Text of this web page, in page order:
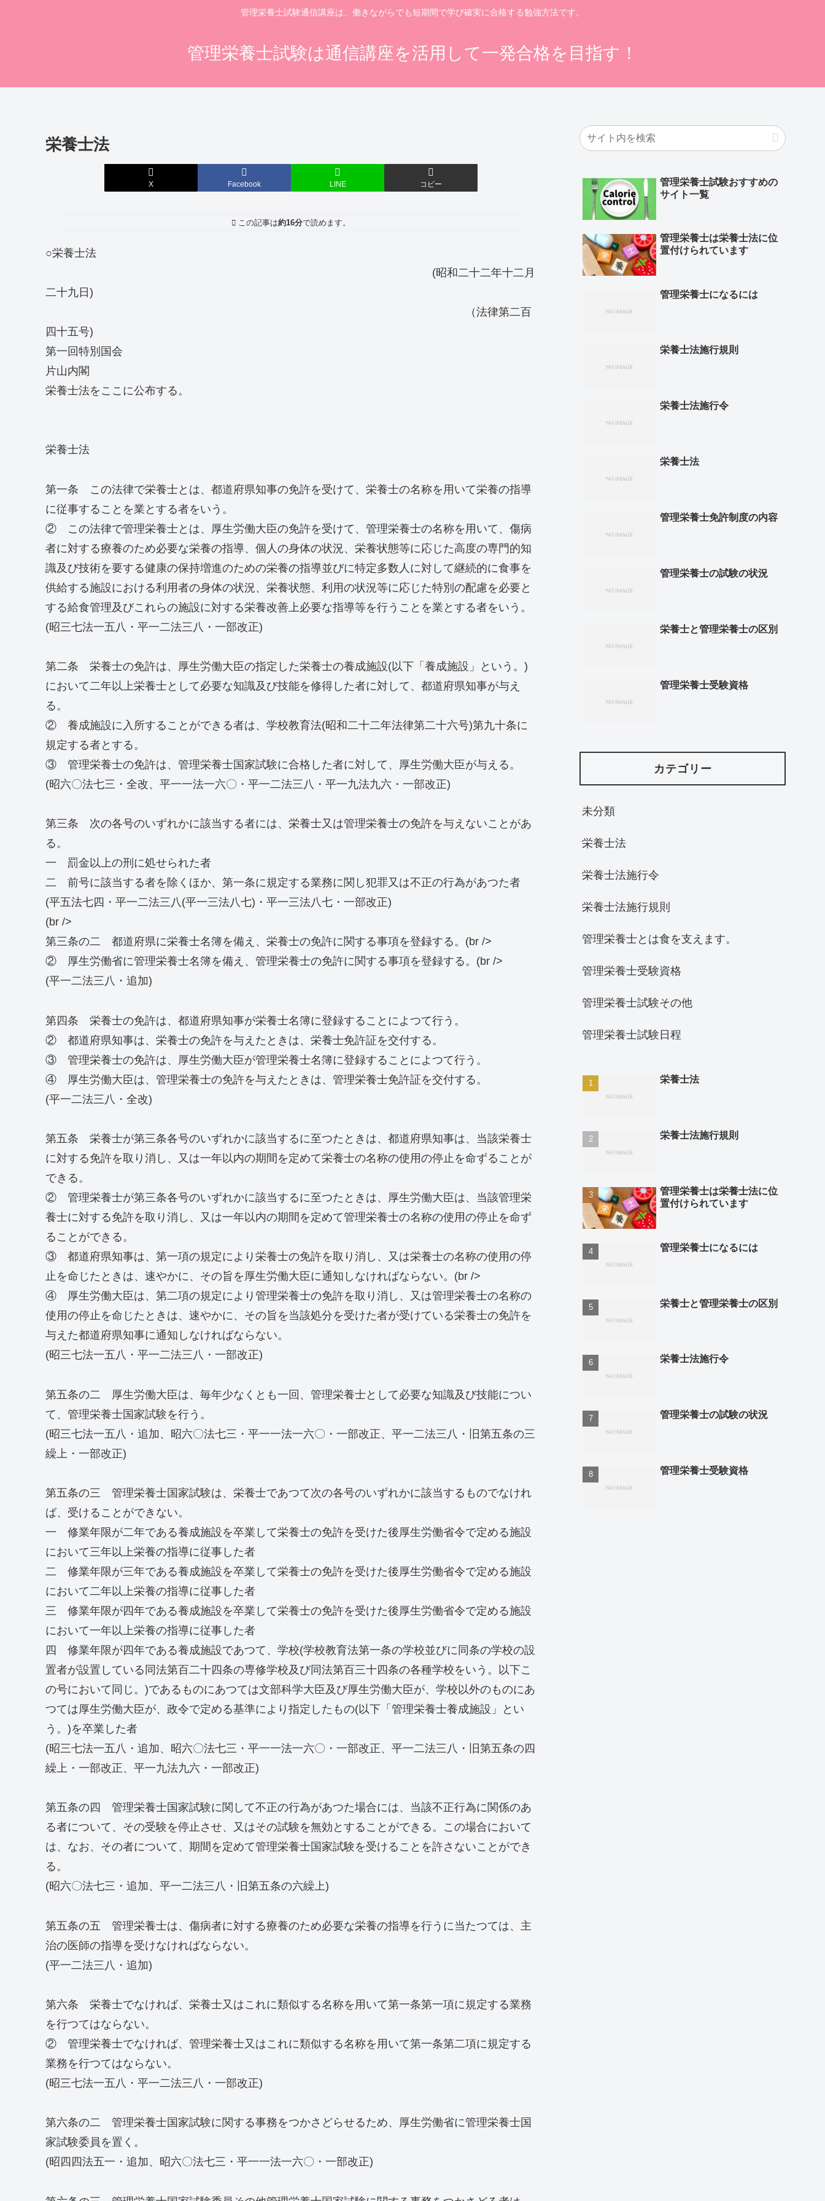
管理栄養士試験通信講座は、働きながらでも短期間で学び確実に合格する勉強方法です。
管理栄養士試験は通信講座を活用して一発合格を目指す！
栄養士法
X Facebook LINE コピー
この記事は約16分で読めます。
○栄養士法
(昭和二十二年十二月
二十九日)
（法律第二百
四十五号)
第一回特別国会
片山内閣
栄養士法をここに公布する。
栄養士法
第一条 この法律で栄養士とは、都道府県知事の免許を受けて、栄養士の名称を用いて栄養の指導
に従事することを業とする者をいう。
② この法律で管理栄養士とは、厚生労働大臣の免許を受けて、管理栄養士の名称を用いて、傷病
者に対する療養のため必要な栄養の指導、個人の身体の状況、栄養状態等に応じた高度の専門的知
識及び技術を要する健康の保持増進のための栄養の指導並びに特定多数人に対して継続的に食事を
供給する施設における利用者の身体の状況、栄養状態、利用の状況等に応じた特別の配慮を必要と
する給食管理及びこれらの施設に対する栄養改善上必要な指導等を行うことを業とする者をいう。
(昭三七法一五八・平一二法三八・一部改正)
第二条 栄養士の免許は、厚生労働大臣の指定した栄養士の養成施設(以下「養成施設」という。)
において二年以上栄養士として必要な知識及び技能を修得した者に対して、都道府県知事が与え
る。
② 養成施設に入所することができる者は、学校教育法(昭和二十二年法律第二十六号)第九十条に
規定する者とする。
③ 管理栄養士の免許は、管理栄養士国家試験に合格した者に対して、厚生労働大臣が与える。
(昭六〇法七三・全改、平一一法一六〇・平一二法三八・平一九法九六・一部改正)
第三条 次の各号のいずれかに該当する者には、栄養士又は管理栄養士の免許を与えないことがあ
る。
一 罰金以上の刑に処せられた者
二 前号に該当する者を除くほか、第一条に規定する業務に関し犯罪又は不正の行為があつた者
(平五法七四・平一二法三八(平一三法八七)・平一三法八七・一部改正)
(br />
第三条の二 都道府県に栄養士名簿を備え、栄養士の免許に関する事項を登録する。(br />
② 厚生労働省に管理栄養士名簿を備え、管理栄養士の免許に関する事項を登録する。(br />
(平一二法三八・追加)
第四条 栄養士の免許は、都道府県知事が栄養士名簿に登録することによつて行う。
② 都道府県知事は、栄養士の免許を与えたときは、栄養士免許証を交付する。
③ 管理栄養士の免許は、厚生労働大臣が管理栄養士名簿に登録することによつて行う。
④ 厚生労働大臣は、管理栄養士の免許を与えたときは、管理栄養士免許証を交付する。
(平一二法三八・全改)
第五条 栄養士が第三条各号のいずれかに該当するに至つたときは、都道府県知事は、当該栄養士
に対する免許を取り消し、又は一年以内の期間を定めて栄養士の名称の使用の停止を命ずることが
できる。
② 管理栄養士が第三条各号のいずれかに該当するに至つたときは、厚生労働大臣は、当該管理栄
養士に対する免許を取り消し、又は一年以内の期間を定めて管理栄養士の名称の使用の停止を命ず
ることができる。
③ 都道府県知事は、第一項の規定により栄養士の免許を取り消し、又は栄養士の名称の使用の停
止を命じたときは、速やかに、その旨を厚生労働大臣に通知しなければならない。(br />
④ 厚生労働大臣は、第二項の規定により管理栄養士の免許を取り消し、又は管理栄養士の名称の
使用の停止を命じたときは、速やかに、その旨を当該処分を受けた者が受けている栄養士の免許を
与えた都道府県知事に通知しなければならない。
(昭三七法一五八・平一二法三八・一部改正)
第五条の二 厚生労働大臣は、毎年少なくとも一回、管理栄養士として必要な知識及び技能につい
て、管理栄養士国家試験を行う。
(昭三七法一五八・追加、昭六〇法七三・平一一法一六〇・一部改正、平一二法三八・旧第五条の三
繰上・一部改正)
第五条の三 管理栄養士国家試験は、栄養士であつて次の各号のいずれかに該当するものでなけれ
ば、受けることができない。
一 修業年限が二年である養成施設を卒業して栄養士の免許を受けた後厚生労働省令で定める施設
において三年以上栄養の指導に従事した者
二 修業年限が三年である養成施設を卒業して栄養士の免許を受けた後厚生労働省令で定める施設
において二年以上栄養の指導に従事した者
三 修業年限が四年である養成施設を卒業して栄養士の免許を受けた後厚生労働省令で定める施設
において一年以上栄養の指導に従事した者
四 修業年限が四年である養成施設であつて、学校(学校教育法第一条の学校並びに同条の学校の設
置者が設置している同法第百二十四条の専修学校及び同法第百三十四条の各種学校をいう。以下こ
の号において同じ。)であるものにあつては文部科学大臣及び厚生労働大臣が、学校以外のものにあ
つては厚生労働大臣が、政令で定める基準により指定したもの(以下「管理栄養士養成施設」とい
う。)を卒業した者
(昭三七法一五八・追加、昭六〇法七三・平一一法一六〇・一部改正、平一二法三八・旧第五条の四
繰上・一部改正、平一九法九六・一部改正)
第五条の四 管理栄養士国家試験に関して不正の行為があつた場合には、当該不正行為に関係のあ
る者について、その受験を停止させ、又はその試験を無効とすることができる。この場合において
は、なお、その者について、期間を定めて管理栄養士国家試験を受けることを許さないことができ
る。
(昭六〇法七三・追加、平一二法三八・旧第五条の六繰上)
第五条の五 管理栄養士は、傷病者に対する療養のため必要な栄養の指導を行うに当たつては、主
治の医師の指導を受けなければならない。
(平一二法三八・追加)
第六条 栄養士でなければ、栄養士又はこれに類似する名称を用いて第一条第一項に規定する業務
を行つてはならない。
② 管理栄養士でなければ、管理栄養士又はこれに類似する名称を用いて第一条第二項に規定する
業務を行つてはならない。
(昭三七法一五八・平一二法三八・一部改正)
第六条の二 管理栄養士国家試験に関する事務をつかさどらせるため、厚生労働省に管理栄養士国
家試験委員を置く。
(昭四四法五一・追加、昭六〇法七三・平一一法一六〇・一部改正)
管理栄養士試験おすすめの
サイト一覧
管理栄養士は栄養士法に位
置付けられています
管理栄養士になるには
栄養士法施行規則
栄養士法施行令
栄養士法
管理栄養士免許制度の内容
管理栄養士の試験の状況
栄養士と管理栄養士の区別
管理栄養士受験資格
カテゴリー
未分類
栄養士法
栄養士法施行令
栄養士法施行規則
管理栄養士とは食を支えます。
管理栄養士受験資格
管理栄養士試験その他
管理栄養士試験日程
栄養士法
栄養士法施行規則
管理栄養士は栄養士法に位
置付けられています
管理栄養士になるには
栄養士と管理栄養士の区別
栄養士法施行令
管理栄養士の試験の状況
管理栄養士受験資格